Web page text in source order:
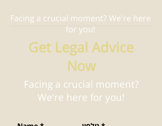
Facing a crucial moment? We're here
for you!
Get Legal Advice
Now
Facing a crucial moment?
We're here for you!